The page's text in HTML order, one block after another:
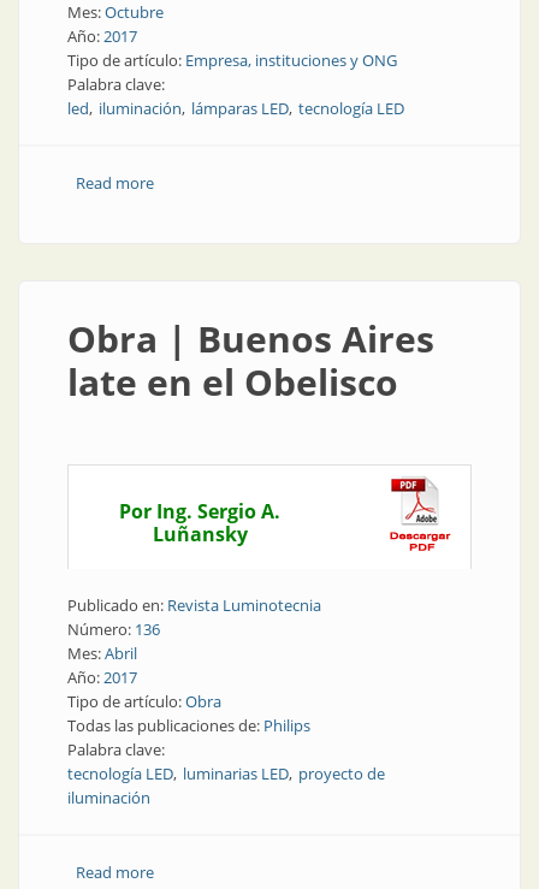
Mes:Octubre
Año:2017
Tipo de artículo: Empresa, instituciones y ONG
Palabra clave:
led iluminación lámparas LED tecnología LED
Read moreabout Empresa | Ledvance y su compromiso con el
Obra | Buenos Aires
late en el Obelisco
Por Ing. Sergio A.
Luñansky
Publicado en: Revista Luminotecnia
Número: 136
Mes:Abril
Año:2017
Tipo de artículo:Obra
Todas las publicaciones de: Philips
Palabra clave:
tecnología LED luminarias LED proyecto de
iluminación
Read moreabout Obra | Buenos Aires late en el Obelisco